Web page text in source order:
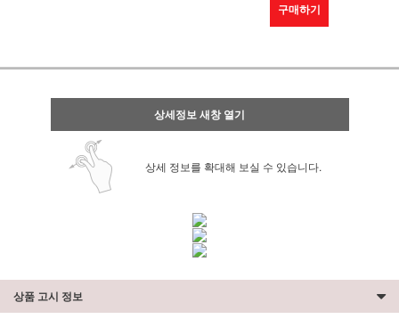
구매하기
상세정보 새창 열기
상세 정보를 확대해 보실 수 있습니다.
상품 고시 정보